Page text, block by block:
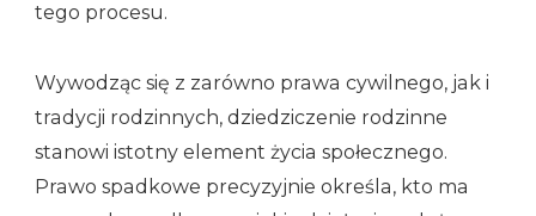
tego procesu.
Wywodząc się z zarówno prawa cywilnego, jak i
tradycji rodzinnych, dziedziczenie rodzinne
stanowi istotny element życia społecznego.
Prawo spadkowe precyzyjnie określa, kto ma